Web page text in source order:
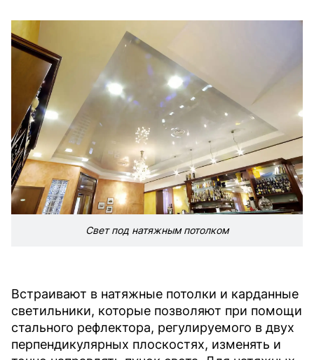
Свет под натяжным потолком
Встраивают в натяжные потолки и карданные
светильники, которые позволяют при помощи
стального рефлектора, регулируемого в двух
перпендикулярных плоскостях, изменять и